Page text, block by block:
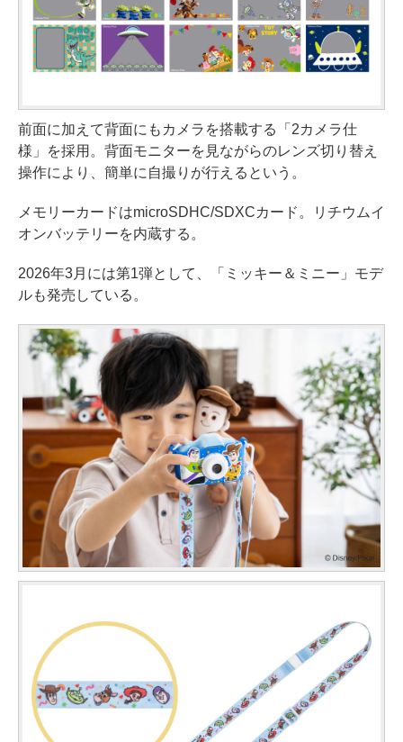
前面に加えて背面にもカメラを搭載する「2カメラ仕
様」を採用。背面モニターを見ながらのレンズ切り替え
操作により、簡単に自撮りが行えるという。
メモリーカードはmicroSDHC/SDXCカード。リチウムイ
オンバッテリーを内蔵する。
2026年3月には第1弾として、「ミッキー＆ミニー」モデ
ルも発売している。